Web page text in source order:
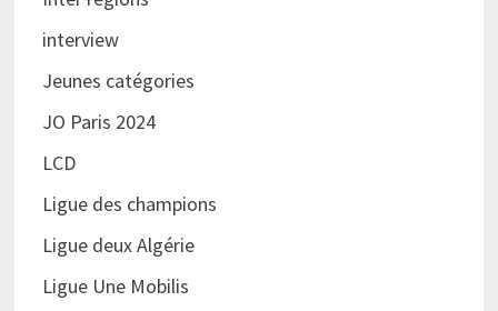
interview
Jeunes catégories
JO Paris 2024
LCD
Ligue des champions
Ligue deux Algérie
Ligue Une Mobilis